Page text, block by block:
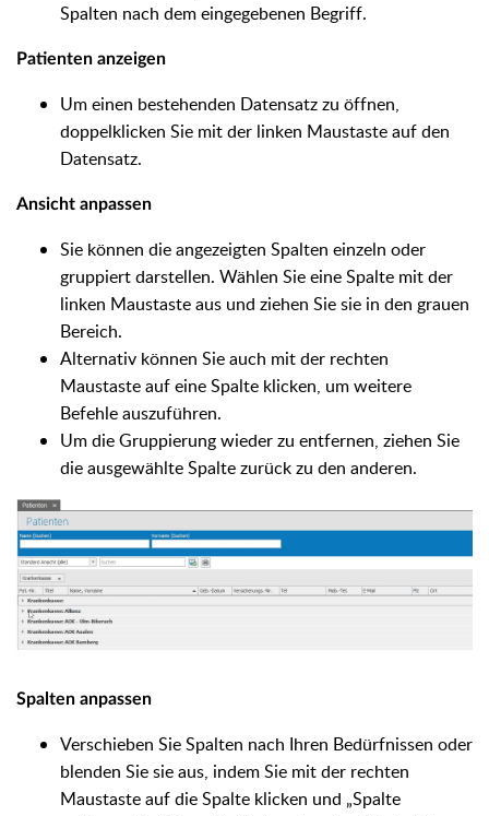
Spalten nach dem eingegebenen Begriff.
Patienten anzeigen
Um einen bestehenden Datensatz zu öffnen,
doppelklicken Sie mit der linken Maustaste auf den
Datensatz.
Ansicht anpassen
Sie können die angezeigten Spalten einzeln oder
gruppiert darstellen. Wählen Sie eine Spalte mit der
linken Maustaste aus und ziehen Sie sie in den grauen
Bereich.
Alternativ können Sie auch mit der rechten
Maustaste auf eine Spalte klicken, um weitere
Befehle auszuführen.
Um die Gruppierung wieder zu entfernen, ziehen Sie
die ausgewählte Spalte zurück zu den anderen.
Spalten anpassen
Verschieben Sie Spalten nach Ihren Bedürfnissen oder
blenden Sie sie aus, indem Sie mit der rechten
Maustaste auf die Spalte klicken und „Spalte